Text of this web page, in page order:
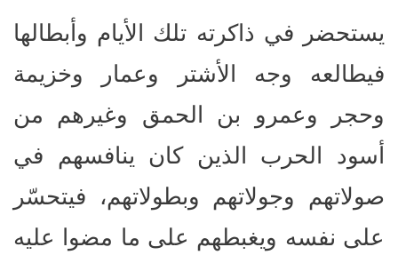
يستحضر في ذاكرته تلك الأيام وأبطالها
فيطالعه وجه الأشتر وعمار وخزيمة
وحجر وعمرو بن الحمق وغيرهم من
أسود الحرب الذين كان ينافسهم في
صولاتهم وجولاتهم وبطولاتهم، فيتحسّر
على نفسه ويغبطهم على ما مضوا عليه